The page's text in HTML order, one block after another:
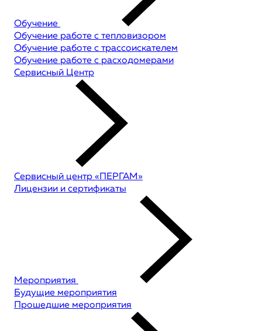
Обучение
Обучение работе с тепловизором
Обучение работе с трассоискателем
Обучение работе с расходомерами
Сервисный Центр
Сервисный центр «ПЕРГАМ»
Лицензии и сертификаты
Мероприятия
Будущие мероприятия
Прошедшие мероприятия